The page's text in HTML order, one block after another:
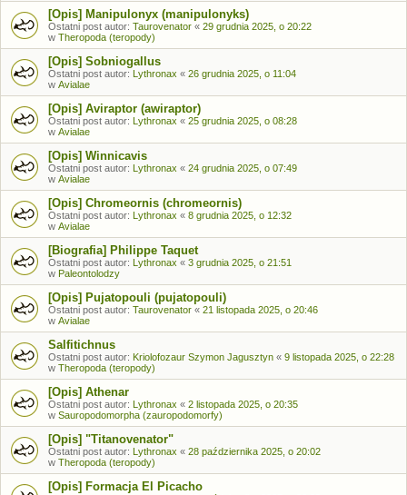
[Opis] Manipulonyx (manipulonyks)
Ostatni post autor: Taurovenator « 29 grudnia 2025, o 20:22
w Theropoda (teropody)
[Opis] Sobniogallus
Ostatni post autor: Lythronax « 26 grudnia 2025, o 11:04
w Avialae
[Opis] Aviraptor (awiraptor)
Ostatni post autor: Lythronax « 25 grudnia 2025, o 08:28
w Avialae
[Opis] Winnicavis
Ostatni post autor: Lythronax « 24 grudnia 2025, o 07:49
w Avialae
[Opis] Chromeornis (chromeornis)
Ostatni post autor: Lythronax « 8 grudnia 2025, o 12:32
w Avialae
[Biografia] Philippe Taquet
Ostatni post autor: Lythronax « 3 grudnia 2025, o 21:51
w Paleontolodzy
[Opis] Pujatopouli (pujatopouli)
Ostatni post autor: Taurovenator « 21 listopada 2025, o 20:46
w Avialae
Salfitichnus
Ostatni post autor: Kriolofozaur Szymon Jagusztyn « 9 listopada 2025, o 22:28
w Theropoda (teropody)
[Opis] Athenar
Ostatni post autor: Lythronax « 2 listopada 2025, o 20:35
w Sauropodomorpha (zauropodomorfy)
[Opis] "Titanovenator"
Ostatni post autor: Lythronax « 28 października 2025, o 20:02
w Theropoda (teropody)
[Opis] Formacja El Picacho